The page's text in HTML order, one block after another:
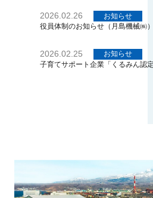
2026.02.26
お知らせ
役員体制のお知らせ（月島機械㈱）
2026.02.25
お知らせ
子育てサポート企業「くるみん認